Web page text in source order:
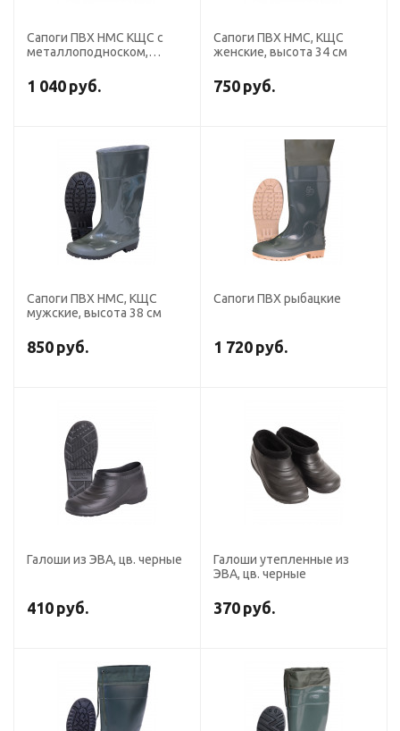
Сапоги ПВХ НМС КЩС с
металлоподноском,
1 040 руб.
Сапоги ПВХ НМС, КЩС
женские, высота 34 см
750 руб.
Сапоги ПВХ НМС, КЩС
мужские, высота 38 см
850 руб.
Сапоги ПВХ рыбацкие
1 720 руб.
Галоши из ЭВА, цв. черные
410 руб.
Галоши утепленные из
ЭВА, цв. черные
370 руб.